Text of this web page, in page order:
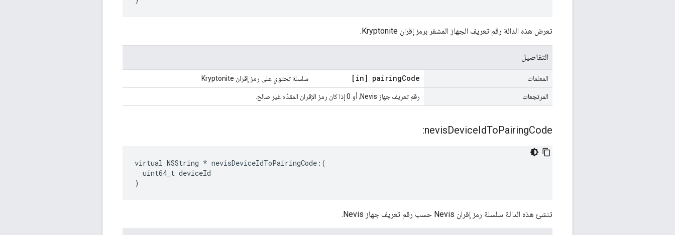
تعرض هذه الدالة رقم تعريف الجهاز المشفر برمز إقران Kryptonite.
التفاصيل
المعلمات [in] pairingCode سلسلة تحتوي على رمز إقران Kryptonite
المرتجعات رقم تعريف جهاز Nevis، أو 0 إذا كان رمز الإقران المقدَّم غير صالح.
nevisDeviceIdToPairingCode:
virtual NSString * nevisDeviceIdToPairingCode:(
  uint64_t deviceId
)
تنشئ هذه الدالة سلسلة رمز إقران Nevis حسب رقم تعريف جهاز Nevis.